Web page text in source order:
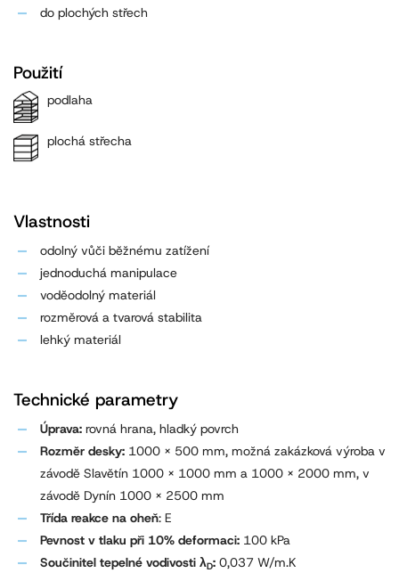
do plochých střech
Použití
podlaha
plochá střecha
Vlastnosti
odolný vůči běžnému zatížení
jednoduchá manipulace
voděodolný materiál
rozměrová a tvarová stabilita
lehký materiál
Technické parametry
Úprava: rovná hrana, hladký povrch
Rozměr desky: 1000 x 500 mm, možná zakázková výroba v
závodě Slavětín 1000 x 1000 mm a 1000 x 2000 mm, v
závodě Dynín 1000 x 2500 mm
Třída reakce na oheň: E
Pevnost v tlaku při 10% deformaci: 100 kPa
Součinitel tepelné vodivosti λD: 0,037 W/m.K